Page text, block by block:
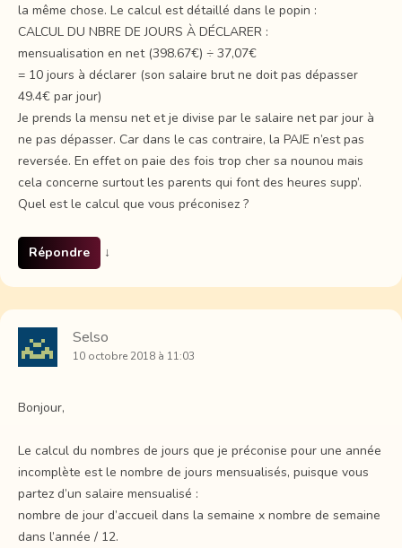
la même chose. Le calcul est détaillé dans le popin :
CALCUL DU NBRE DE JOURS À DÉCLARER :
mensualisation en net (398.67€) ÷ 37,07€
= 10 jours à déclarer (son salaire brut ne doit pas dépasser
49.4€ par jour)
Je prends la mensu net et je divise par le salaire net par jour à
ne pas dépasser. Car dans le cas contraire, la PAJE n’est pas
reversée. En effet on paie des fois trop cher sa nounou mais
cela concerne surtout les parents qui font des heures supp’.
Quel est le calcul que vous préconisez ?
Répondre ↓
Selso
10 octobre 2018 à 11:03
Bonjour,
Le calcul du nombres de jours que je préconise pour une année
incomplète est le nombre de jours mensualisés, puisque vous
partez d’un salaire mensualisé :
nombre de jour d’accueil dans la semaine x nombre de semaine
dans l’année / 12.